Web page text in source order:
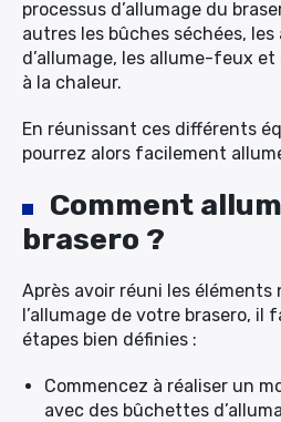
processus d’allumage du
autres les bûches séchées,
d’allumage, les allume-feux
à la chaleur.
En réunissant ces différents
pourrez alors facilement
Comment
brasero ?
Après avoir réuni les éléments
l’allumage de votre brasero, il
étapes bien définies :
Commencez à réaliser un
avec des bûchettes
Rechercher